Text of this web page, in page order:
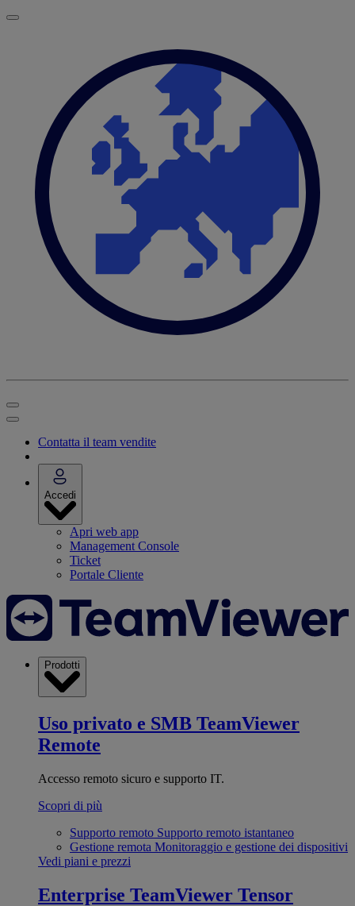
Contatta il team vendite
Accedi
Apri web app
Management Console
Ticket
Portale Cliente
Prodotti
Uso privato e SMB TeamViewer
Remote
Accesso remoto sicuro e supporto IT.
Scopri di più
Supporto remoto Supporto remoto istantaneo
Gestione remota Monitoraggio e gestione dei dispositivi
Vedi piani e prezzi
Enterprise TeamViewer Tensor